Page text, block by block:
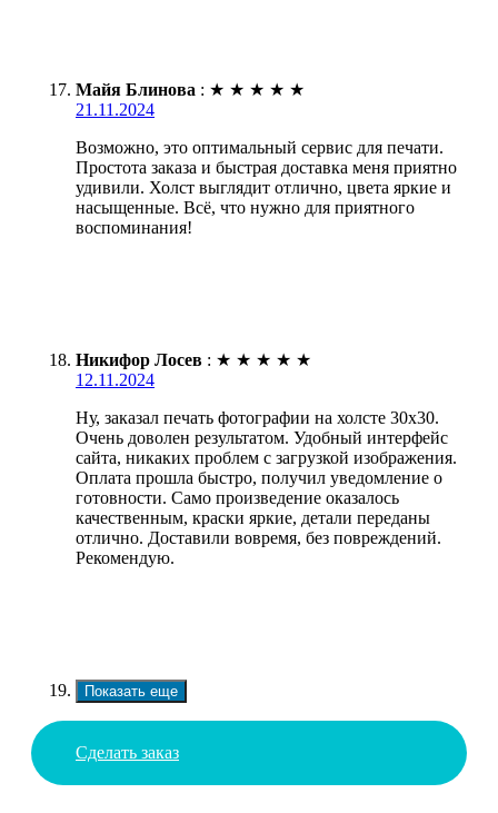
Майя Блинова : ★ ★ ★ ★ ★
21.11.2024
Возможно, это оптимальный сервис для печати.
Простота заказа и быстрая доставка меня приятно
удивили. Холст выглядит отлично, цвета яркие и
насыщенные. Всё, что нужно для приятного
воспоминания!
Никифор Лосев : ★ ★ ★ ★ ★
12.11.2024
Ну, заказал печать фотографии на холсте 30х30.
Очень доволен результатом. Удобный интерфейс
сайта, никаких проблем с загрузкой изображения.
Оплата прошла быстро, получил уведомление о
готовности. Само произведение оказалось
качественным, краски яркие, детали переданы
отлично. Доставили вовремя, без повреждений.
Рекомендую.
Показать еще
Сделать заказ